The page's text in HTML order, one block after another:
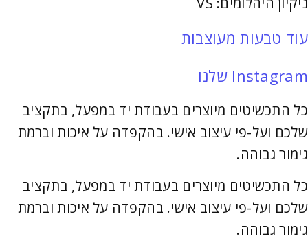
עוד טבעות מעוצבות
Instagram שלנו
כל התכשיטים מיוצרים בעבודת יד במפעל, בתקציב
שלכם ועל-פי עיצוב אישי. בהקפדה על איכות וברמת
גימור גבוהה.
כל התכשיטים מיוצרים בעבודת יד במפעל, בתקציב
שלכם ועל-פי עיצוב אישי. בהקפדה על איכות וברמת
גימור גבוהה.